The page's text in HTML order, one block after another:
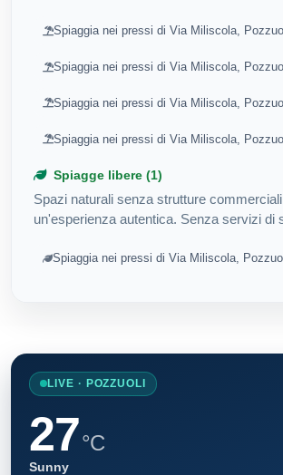
Spiaggia nei pressi di Via Miliscola,
Spiaggia nei pressi di Via Miliscola,
Spiaggia nei pressi di Via Miliscola,
Spiaggia nei pressi di Via Miliscola,
Spiagge libere (1)
Spazi naturali senza strutture
un'esperienza autentica. Senza servizi di
Spiaggia nei pressi di Via Miliscola,
LIVE · POZZUOLI
27°C
Sunny